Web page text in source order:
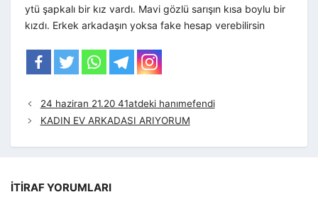
ytü şapkalı bir kız vardı. Mavi gözlü sarışın kısa boylu bir
kızdı. Erkek arkadaşın yoksa fake hesap verebilirsin
24 haziran 21.20 41atdeki hanımefendi
KADIN EV ARKADASI ARIYORUM
İTIRAF YORUMLARI